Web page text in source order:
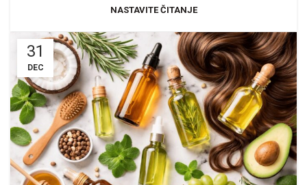
NASTAVITE ČITANJE
31
DEC